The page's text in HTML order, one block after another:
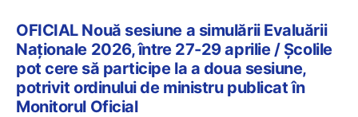
OFICIAL Nouă sesiune a simulării Evaluării
Naționale 2026, între 27-29 aprilie / Școlile
pot cere să participe la a doua sesiune,
potrivit ordinului de ministru publicat în
Monitorul Oficial